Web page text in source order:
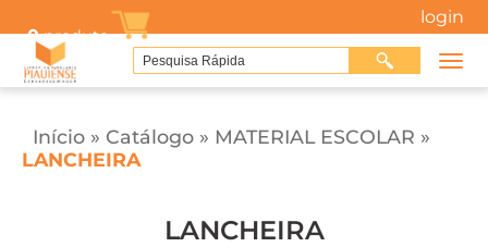
0produto
login
Início » Catálogo » MATERIAL ESCOLAR »
LANCHEIRA
LANCHEIRA